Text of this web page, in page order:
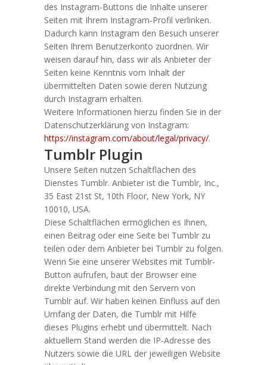
des Instagram-Buttons die Inhalte unserer
Seiten mit Ihrem Instagram-Profil verlinken.
Dadurch kann Instagram den Besuch unserer
Seiten Ihrem Benutzerkonto zuordnen. Wir
weisen darauf hin, dass wir als Anbieter der
Seiten keine Kenntnis vom Inhalt der
übermittelten Daten sowie deren Nutzung
durch Instagram erhalten.
Weitere Informationen hierzu finden Sie in der
Datenschutzerklärung von Instagram:
https://instagram.com/about/legal/privacy/.
Tumblr Plugin
Unsere Seiten nutzen Schaltflächen des
Dienstes Tumblr. Anbieter ist die Tumblr, Inc.,
35 East 21st St, 10th Floor, New York, NY
10010, USA.
Diese Schaltflächen ermöglichen es Ihnen,
einen Beitrag oder eine Seite bei Tumblr zu
teilen oder dem Anbieter bei Tumblr zu folgen.
Wenn Sie eine unserer Websites mit Tumblr-
Button aufrufen, baut der Browser eine
direkte Verbindung mit den Servern von
Tumblr auf. Wir haben keinen Einfluss auf den
Umfang der Daten, die Tumblr mit Hilfe
dieses Plugins erhebt und übermittelt. Nach
aktuellem Stand werden die IP-Adresse des
Nutzers sowie die URL der jeweiligen Website